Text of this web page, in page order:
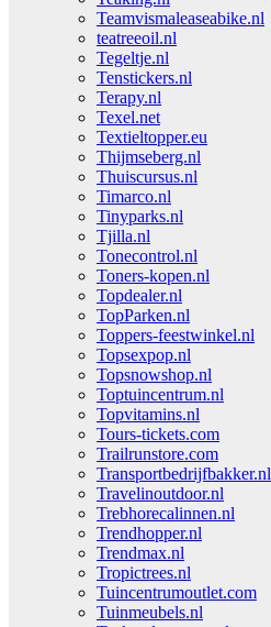
Teamvismaleaseabike.nl
teatreeoil.nl
Tegeltje.nl
Tenstickers.nl
Terapy.nl
Texel.net
Textieltopper.eu
Thijmseberg.nl
Thuiscursus.nl
Timarco.nl
Tinyparks.nl
Tjilla.nl
Tonecontrol.nl
Toners-kopen.nl
Topdealer.nl
TopParken.nl
Toppers-feestwinkel.nl
Topsexpop.nl
Topsnowshop.nl
Toptuincentrum.nl
Topvitamins.nl
Tours-tickets.com
Trailrunstore.com
Transportbedrijfbakker.nl
Travelinoutdoor.nl
Trebhorecalinnen.nl
Trendhopper.nl
Trendmax.nl
Tropictrees.nl
Tuincentrumoutlet.com
Tuinmeubels.nl